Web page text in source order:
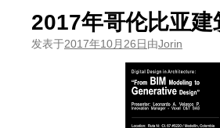
2017年哥伦比亚建
发表于2017年10月26日由Jorin